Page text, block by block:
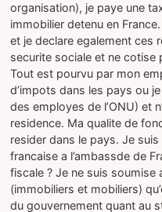
organisation), je paye une
immobilier detenu en
et je declare egalement ces
securite sociale et ne cotise
Tout est pourvu par mon
d’impots dans les pays ou
des employes de l’ONU) et
residence. Ma qualite de
resider dans le pays. Je
francaise a l’ambassde de
fiscale ? Je ne suis soumise
(immobiliers et mobiliers)
du gouvernement quant au